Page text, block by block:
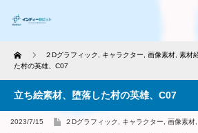
Home ２Dグラフィック キャラクター 画像素材 素材
た村の英雄、C07
立ち絵素材、堕落した村の英雄、C07
2023/7/15 ２Dグラフィック キャラクター 画像素材